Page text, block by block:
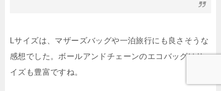
Lサイズは、マザーズバッグや一泊旅行にも良さそうな
感想でした。ボールアンドチェーンのエコバッグはサ
イズも豊富ですね。